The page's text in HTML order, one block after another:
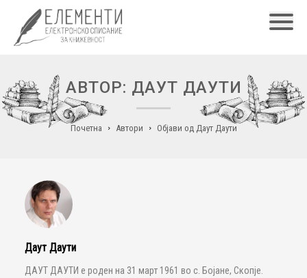
АВТОР: ДАУТ ДАУТИ
Почетна Автори Објави од Даут Даути
Даут Даути
ДАУТ ДАУТИ е роден на 31 март 1961 во с. Бојане, Скопје.